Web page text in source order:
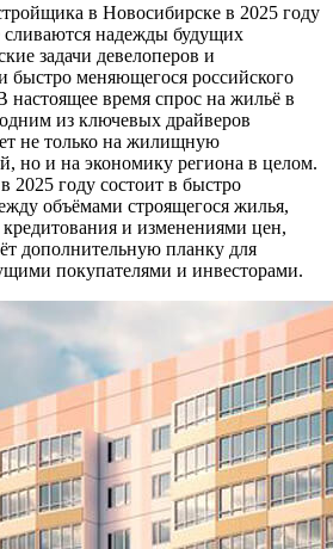
в Новосибирске в 2025 году
сливаются надежды будущих
задачи девелоперов и
быстро меняющегося российского
время спрос на жильё в
из ключевых драйверов
не только на жилищную
но и на экономику региона в целом.
2025 году состоит в быстро
объёмами строящегося жилья,
и изменениями цен,
дополнительную планку для
покупателями и инвесторами.